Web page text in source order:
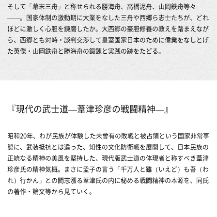
そして「幕末三舟」と称せられる勝海舟、高橋泥舟、山岡鉄舟等々
――。国家体制の激動期に大業をなした三舟や西郷ら志士たちが、どれ
ほどに激しく心胆を錬磨したか。大西郷の豪胆修養の教えを踏まえなが
ら、西郷とも対峙・談判交渉して皇室国家日本のために偉業をなしとげ
た英傑・山岡鉄舟と勝海舟の鍛錬と実践の跡をたどる。
『現代の武士道―葦津珍彦の戦闘精神―』
昭和20年、わが民族が体験した未曾有の敗戦と被占領という国家非常事
態に、武装抵抗とは違った、知性の文化防衛戦を展開して、日本民族の
正統なる精神の美風を堅持した、現代版武士道の体現者と称すべき葦津
珍彦氏の精神気概。まさに孟子の言う「千万人と雖（いえど）も吾（わ
れ）行かん」との闘志漲る葦津氏の内に秘める戦闘精神の本源を、同氏
の著作・論文等から見ていく。